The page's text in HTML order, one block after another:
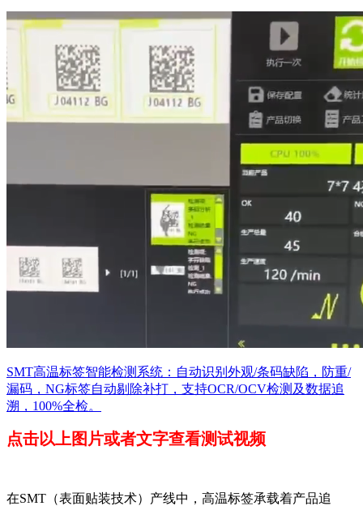
SMT高温标签智能检测系统：自动识别外观/条码缺陷，防重/
漏码，NG标签自动剔除补打，支持OCR/OCV检测及数据追
溯，100%全检。
点击以上图片或者文字查看测试视频
在SMT（表面贴装技术）产线中，高温标签承载着产品追